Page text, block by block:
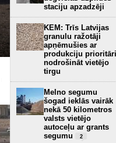
staciju apzadzēji
KEM: Trīs Latvijas
granulu ražotāji
apņēmušies ar
produkciju prioritāri
nodrošināt vietējo
tirgu
Melno segumu
šogad ieklās vairāk
nekā 50 kilometros
valsts vietējo
autoceļu ar grants
segumu
2